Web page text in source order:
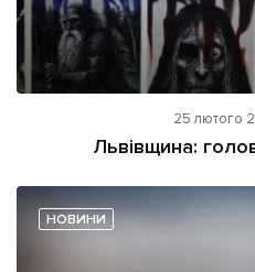
25 лютого
Львівщина:
НОВИНИ